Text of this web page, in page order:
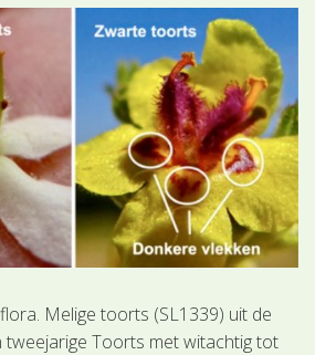
Melige toorts (SL1339) uit de
tweejarige Toorts met witachtig tot